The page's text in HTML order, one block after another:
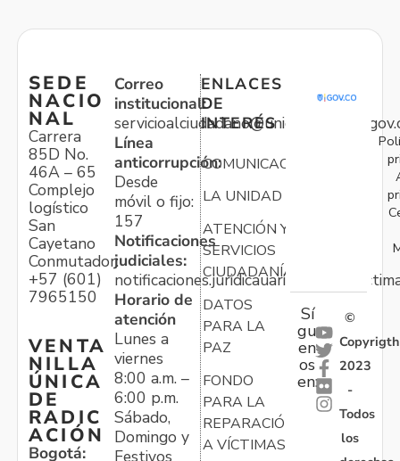
SEDE
NACIO
NAL
Carrera
85D No.
46A – 65
Complejo
logístico
San
Cayetano
Conmutador:
+57 (601)
7965150
VENTA
NILLA
ÚNICA
DE
RADIC
ACIÓN
Bogotá:
Correo
institucional:
Línea
anticorrupción:
Desde
móvil o fijo:
157
Notificaciones
judiciales:
Horario de
atención
Lunes a
viernes
8:00 a.m. –
6:00 p.m.
Sábado,
Domingo y
Festivos
ENLACES
DE
INTERÉS
COMUNICACIONES
LA UNIDAD
ATENCIÓN Y
SERVICIOS
CIUDADANÍA
DATOS
PARA LA
PAZ
FONDO
PARA LA
REPARACIÓN
A VÍCTIMAS
Sí
gu
en
os
en:
©
Copyrigth
2023
-
Todos
los